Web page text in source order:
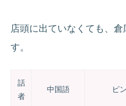
店頭に出ていなくても、
す。
話
者
中国語 ピ